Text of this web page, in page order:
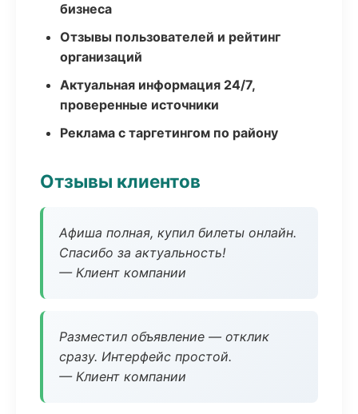
бизнеса
Отзывы пользователей и рейтинг
организаций
Актуальная информация 24/7,
проверенные источники
Реклама с таргетингом по району
Отзывы клиентов
Афиша полная, купил билеты онлайн.
Спасибо за актуальность!
— Клиент компании
Разместил объявление — отклик
сразу. Интерфейс простой.
— Клиент компании